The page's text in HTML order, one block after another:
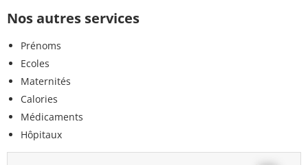
Nos autres services
Prénoms
Ecoles
Maternités
Calories
Médicaments
Hôpitaux